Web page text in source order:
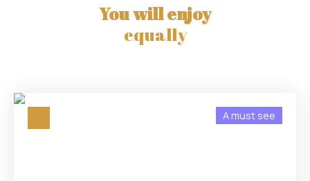
You will enjoy
equally
A must see